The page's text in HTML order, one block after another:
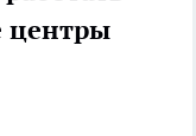
центры